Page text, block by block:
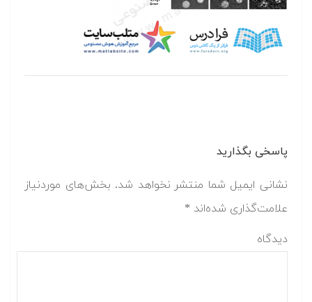
پاسخی بگذارید
نشانی ایمیل شما منتشر نخواهد شد. بخش‌های موردنیاز
علامت‌گذاری شده‌اند *
دیدگاه